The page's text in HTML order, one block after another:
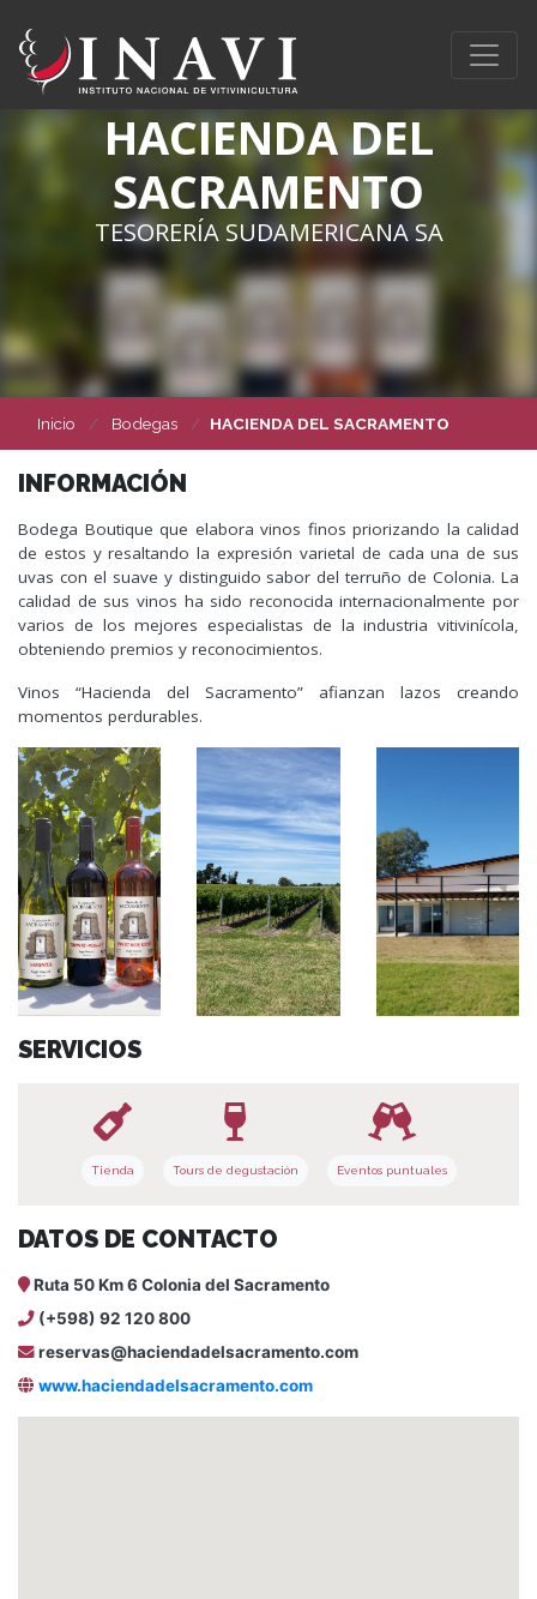
HACIENDA DEL
SACRAMENTO
TESORERÍA SUDAMERICANA SA
Inicio Bodegas HACIENDA DEL SACRAMENTO
INFORMACIÓN
Bodega Boutique que elabora vinos finos priorizando la calidad
de estos y resaltando la expresión varietal de cada una de sus
uvas con el suave y distinguido sabor del terruño de Colonia. La
calidad de sus vinos ha sido reconocida internacionalmente por
varios de los mejores especialistas de la industria vitivinícola,
obteniendo premios y reconocimientos.
Vinos “Hacienda del Sacramento” afianzan lazos creando
momentos perdurables.
SERVICIOS
Tienda Tours de degustación Eventos puntuales
DATOS DE CONTACTO
Ruta 50 Km 6 Colonia del Sacramento
(+598) 92 120 800
reservas@haciendadelsacramento.com
www.haciendadelsacramento.com